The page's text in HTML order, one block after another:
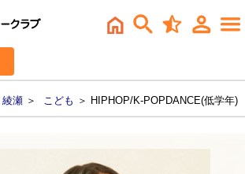
綾瀬 ＞ こども ＞ HIPHOP/K-POPDANCE(低学年)